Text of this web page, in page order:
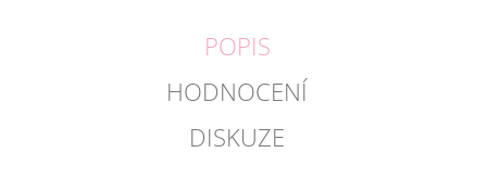
POPIS
HODNOCENÍ
DISKUZE